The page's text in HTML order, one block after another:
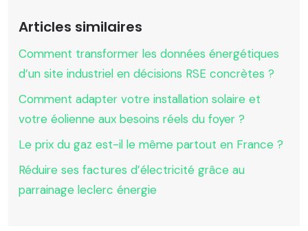
Articles similaires
Comment transformer les données énergétiques
d’un site industriel en décisions RSE concrètes ?
Comment adapter votre installation solaire et
votre éolienne aux besoins réels du foyer ?
Le prix du gaz est-il le même partout en France ?
Réduire ses factures d’électricité grâce au
parrainage leclerc énergie